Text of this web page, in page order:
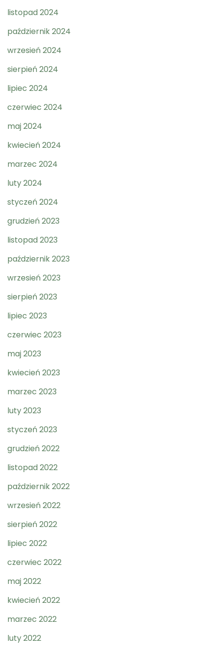
listopad 2024
październik 2024
wrzesień 2024
sierpień 2024
lipiec 2024
czerwiec 2024
maj 2024
kwiecień 2024
marzec 2024
luty 2024
styczeń 2024
grudzień 2023
listopad 2023
październik 2023
wrzesień 2023
sierpień 2023
lipiec 2023
czerwiec 2023
maj 2023
kwiecień 2023
marzec 2023
luty 2023
styczeń 2023
grudzień 2022
listopad 2022
październik 2022
wrzesień 2022
sierpień 2022
lipiec 2022
czerwiec 2022
maj 2022
kwiecień 2022
marzec 2022
luty 2022